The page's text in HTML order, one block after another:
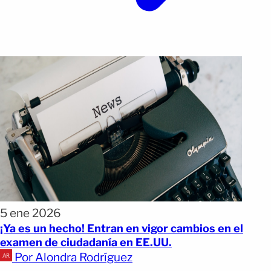
5 ene 2026
¡Ya es un hecho! Entran en vigor cambios en el
examen de ciudadanía en EE.UU.
Por Alondra Rodríguez